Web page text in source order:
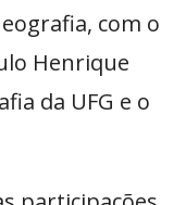
com o
Henrique
da UFG e o